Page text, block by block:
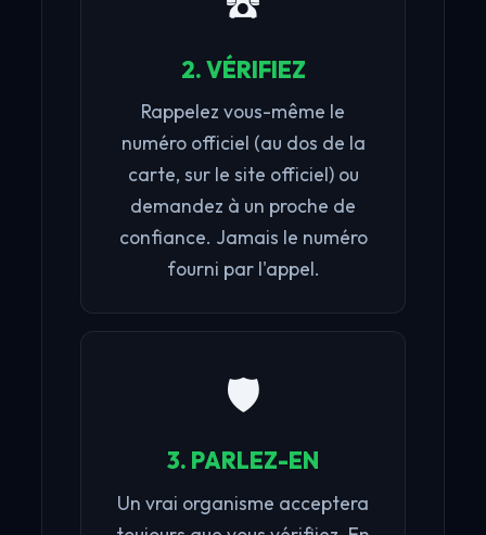
2. VÉRIFIEZ
Rappelez vous-même le
numéro officiel (au dos de la
carte, sur le site officiel) ou
demandez à un proche de
confiance. Jamais le numéro
fourni par l'appel.
🛡️
3. PARLEZ-EN
Un vrai organisme acceptera